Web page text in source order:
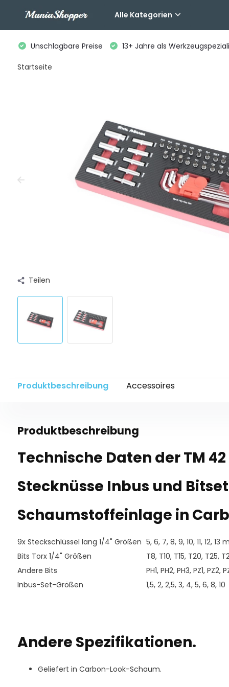
Alle Kategorien
Unschlagbare Preise 13+ Jahre als
Startseite
Teilen
Produktbeschreibung Accessoires
Produktbeschreibung
Technische Daten der TM
Stecknüsse Inbus und
Schaumstoffeinlage in
9x Steckschlüssel lang 1/4" Größen 5, 6, 7, 8, 9, 10, 11, 12, 13
Bits Torx 1/4" Größen
T8, T10, T15, T20, T25,
Andere Bits
PH1, PH2, PH3, PZ1, PZ2,
Inbus-Set-Größen
1,5, 2, 2,5, 3, 4, 5, 6, 8, 10
Andere Spezifikationen.
Geliefert in Carbon-Look-Schaum.